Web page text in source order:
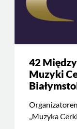
42
Muzyki
„Muzyka